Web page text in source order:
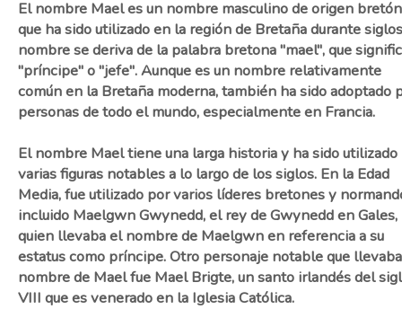
El nombre Mael es un nombre masculino de origen bretón
que ha sido utilizado en la región de Bretaña durante
nombre se deriva de la palabra bretona "mael", que
"príncipe" o "jefe". Aunque es un nombre relativamente
común en la Bretaña moderna, también ha sido adoptado
personas de todo el mundo, especialmente en Francia.
El nombre Mael tiene una larga historia y ha sido utilizado
varias figuras notables a lo largo de los siglos. En la Edad
Media, fue utilizado por varios líderes bretones y
incluido Maelgwn Gwynedd, el rey de Gwynedd en Gales,
quien llevaba el nombre de Maelgwn en referencia a su
estatus como príncipe. Otro personaje notable que
nombre de Mael fue Mael Brigte, un santo irlandés del
VIII que es venerado en la Iglesia Católica.